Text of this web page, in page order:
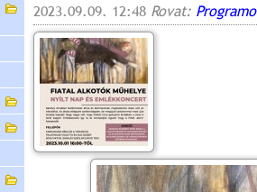
2023.09.09. 12:48 Rovat: